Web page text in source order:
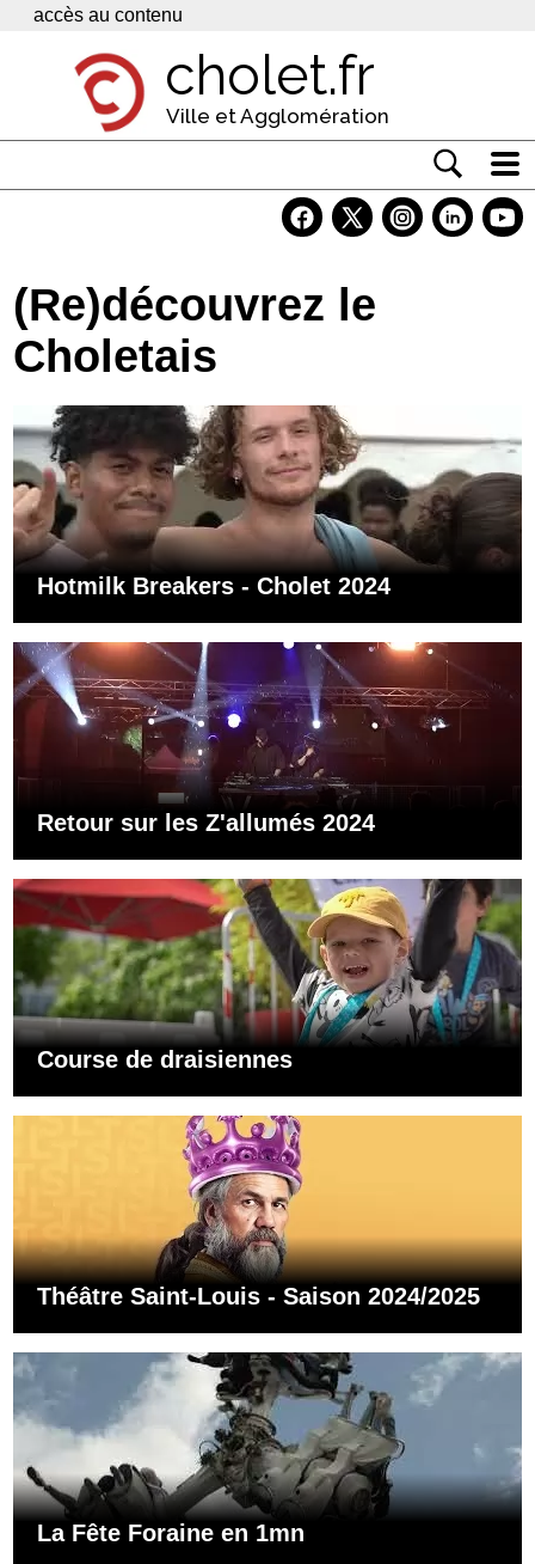
Panneau de gestion des cookies
accès au contenu
cholet.fr
Ville et Agglomération
Economie
Services
Contacts
(Re)découvrez le
Choletais
Hotmilk Breakers - Cholet 2024
Retour sur les Z'allumés 2024
Course de draisiennes
Théâtre Saint-Louis - Saison 2024/2025
La Fête Foraine en 1mn